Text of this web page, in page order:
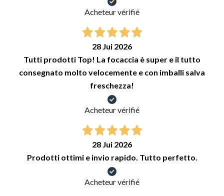
Acheteur vérifié
28 Jui 2026
Tutti prodotti Top! La focaccia è super e il tutto
consegnato molto velocemente e con imballi salva
freschezza!
Acheteur vérifié
28 Jui 2026
Prodotti ottimi e invio rapido. Tutto perfetto.
Acheteur vérifié